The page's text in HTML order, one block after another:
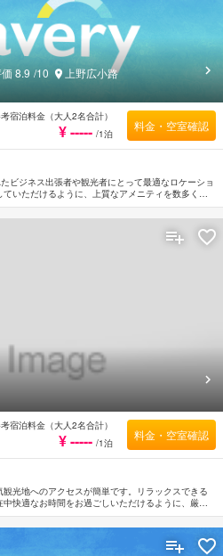
ビジネス出張者や観光者にとって最適なロケーショ
いただけるように、上質なアメニティを数多く揃
リティ, 清掃（毎日）, 暖炉, コインランドリーなど
沢なインテリアと便利なアメニティを各お部屋に
過ごしいただくためホットタブ, サウナ, スパ, マッサ
ます。 ホテルココ・グラン上野不忍はおもてなし
価8.9 /10 上野広小路
宿泊料金（大人2名合計）
¥ ----- /1泊
料金・空室確認
光地へのアクセスが簡単です。リラックスできる
快適なお時間をお過ごしいただけるように、厳選
おります。 Yamanoue Hotel (Tokyo)のスタッフが
。 ごゆっくりとお休みいただけるようお部屋は落
り、ルームタイプにより禁煙/喫煙ポリシー：全室
どのリラクゼーションサービスをご満喫ください。
宿泊料金（大人2名合計）
¥ ----- /1泊
料金・空室確認